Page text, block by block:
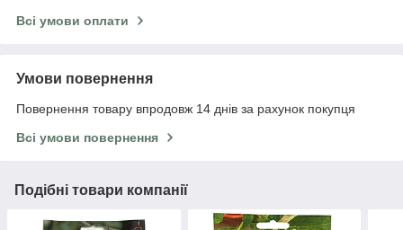
Всі умови оплати
Умови повернення
Повернення товару впродовж 14 днів за рахунок покупця
Всі умови повернення
Подібні товари компанії